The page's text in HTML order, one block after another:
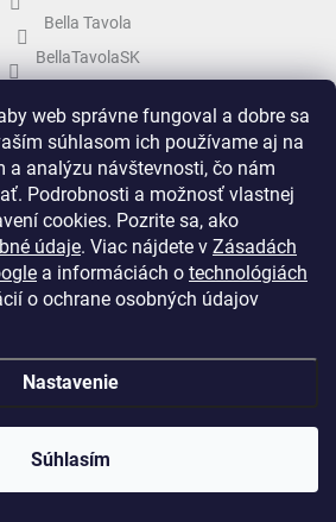
web správne fungoval a dobre sa
súhlasom ich používame aj na
a analýzu návštevnosti, čo nám
Podrobnosti a možnosť vlastnej
cookies. Pozrite sa, ako
údaje. Viac nájdete v Zásadách
a informáciách o technológiách
o ochrane osobných údajov
Nastavenie
Súhlasím
Bella Tavola
BellaTavolaSK
Shoptet &
cookies